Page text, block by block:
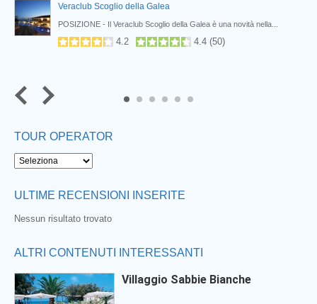
Veraclub Scoglio della Galea
POSIZIONE - Il Veraclub Scoglio della Galea è una novità nella...
4.2 4.4 (50)
TOUR OPERATOR
ULTIME RECENSIONI INSERITE
Nessun risultato trovato
ALTRI CONTENUTI INTERESSANTI
Villaggio Sabbie Bianche